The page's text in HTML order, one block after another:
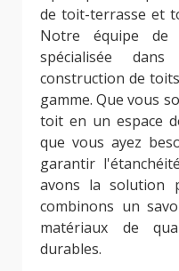
de toit-terrasse et
Notre équipe de
spécialisée
construction de
gamme. Que vous
toit en un espace
que vous ayez
garantir
avons la solution
combinons un
matériaux de
durables.